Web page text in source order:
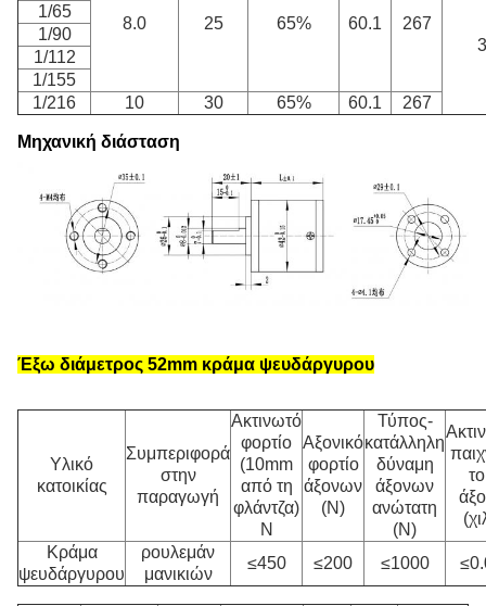
8.0
25 65% 60.1
267
3
1/65
1/90
1/112
1/155
1/216
10 30 65% 60.1 267
Μηχανική διάσταση
Έξω διάμετρος 52mm κράμα ψευδάργυρου
Υλικό
κατοικίας
Συμπεριφορά
στην
παραγωγή
Ακτινωτό
φορτίο
(10mm
από τη
φλάντζα)
Ν
Αξονικό
φορτίο
άξονων
(Ν)
Τύπος-
κατάλληλη
δύναμη
άξονων
ανώτατη
(Ν)
Κράμα
ψευδάργυρου
ρουλεμάν
μανικιών
≤450 ≤200 ≤1000